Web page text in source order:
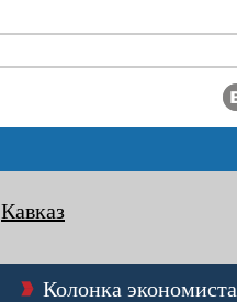
Кавказ
Колонка экономиста